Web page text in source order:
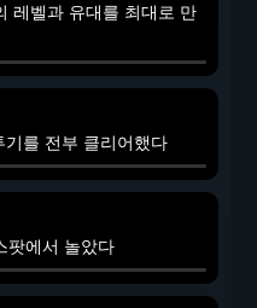
레벨과 유대를 최대로 만
를 전부 클리어했다
팟에서 놀았다